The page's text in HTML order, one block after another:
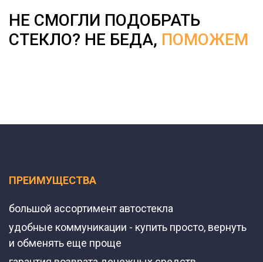
НЕ СМОГЛИ ПОДОБРАТЬ
СТЕКЛО? НЕ БЕДА, ПОМОЖЕМ
ПРЕИМУЩЕСТВА
большой ассортимент автостекла
удобные коммуникации - купить просто, вернуть
и обменять еще проще